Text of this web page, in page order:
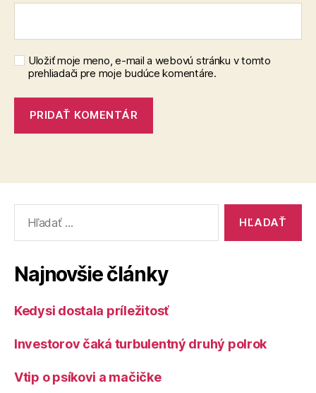
Uložiť moje meno, e-mail a webovú stránku v tomto
prehliadači pre moje budúce komentáre.
Najnovšie články
Kedysi dostala príležitosť
Investorov čaká turbulentný druhý polrok
Vtip o psíkovi a mačičke